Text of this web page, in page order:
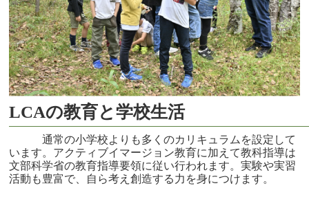
LCAの教育と学校生活
通常の小学校よりも多くのカリキュラムを設定して
います。アクティブイマージョン教育に加えて教科指導は
文部科学省の教育指導要領に従い行われます。実験や実習
活動も豊富で、自ら考え創造する力を身につけます。